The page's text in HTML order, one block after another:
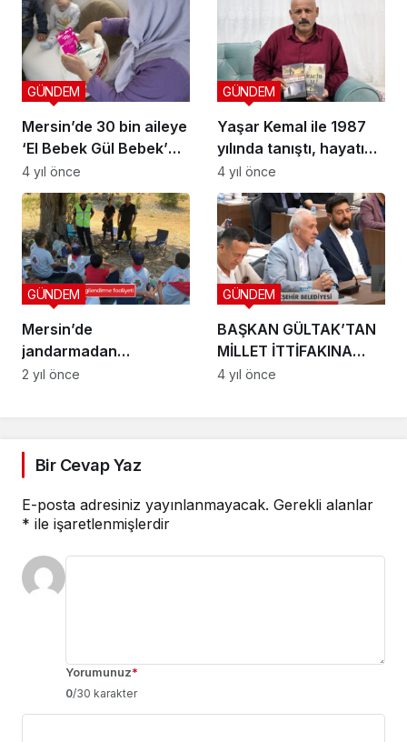
PARASINA ESNAFA
KAMULAŞTIRMA!
Mersin’de 30 bin aileye
‘El Bebek Gül Bebek’
paketi ulaştı
GÜNDEM
4 yıl önce
Yaşar Kemal ile 1987
yılında tanıştı, hayatı
değişti
GÜNDEM
4 yıl önce
Mersin’de
jandarmadan
bilgilendirme faaliyeti
GÜNDEM
2 yıl önce
BAŞKAN GÜLTAK’TAN
MİLLET İTTİFAKINA
ÇAĞRI: BÜYÜKŞEHİRE
GÜNDEM
4 yıl önce
Bir Cevap Yaz
E-posta adresiniz yayınlanmayacak. Gerekli alanlar
* ile işaretlenmişlerdir
Yorumunuz*
0/30 karakter